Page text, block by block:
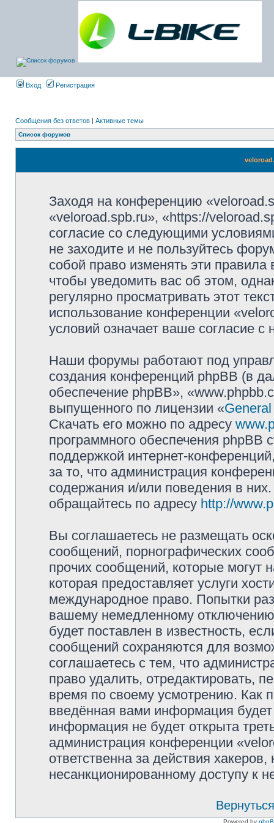
Вход Регистрация
Сообщения без ответов | Активные темы
Список форумов
Заходя на конференцию
«veloroad.spb.ru», «https://
согласие со следующими
не заходите и не пользуйтесь
собой право изменять эти
чтобы уведомить вас об этом,
регулярно просматривать этот
использование конференции
условий означает ваше согласие с
Наши форумы работают под
создания конференций phpBB (в
обеспечение phpBB»,
выпущенного по лицензии «
Скачать его можно по адресу
программного обеспечения phpBB
поддержкой интернет-
за то, что администрация
содержания и/или поведения в
обращайтесь по адресу http://
Вы соглашаетесь не размещать
сообщений, порнографических
прочих сообщений, которые могут
которая предоставляет услуги
международное право. Попытки
вашему немедленному
будет поставлен в известность,
сообщений сохраняются для
соглашаетесь с тем, что
право удалить, отредактировать,
время по своему усмотрению. Как
введённая вами информация
информация не будет открыта
администрация конференции
ответственна за действия
несанкционированному доступу к
Powered by